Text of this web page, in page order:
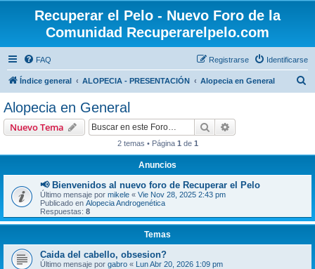
Recuperar el Pelo - Nuevo Foro de la
Comunidad Recuperarelpelo.com
FAQ Identificarse
Registrarse
Índice general ALOPECIA - PRESENTACIÓN Alopecia en General
Alopecia en General
Nuevo Tema Buscar
2 temas • Página 1 de 1
Anuncios
📢 Bienvenidos al nuevo foro de Recuperar el Pelo
Último mensaje por mikele « Vie Nov 28, 2025 2:43 pm
Publicado en Alopecia Androgenética
Respuestas: 8
Temas
Caida del cabello, obsesion?
Último mensaje por gabro « Lun Abr 20, 2026 1:09 pm